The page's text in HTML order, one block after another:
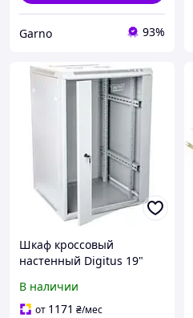
Garno 93%
Шкаф кроссовый
настенный Digitus 19"
серый
В наличии
от 1171 ₴/мес